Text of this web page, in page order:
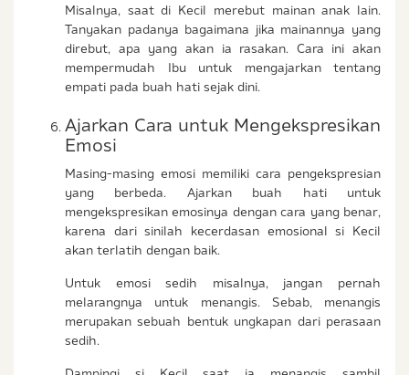
Misalnya, saat di Kecil merebut mainan anak lain.
Tanyakan padanya bagaimana jika mainannya yang
direbut, apa yang akan ia rasakan. Cara ini akan
mempermudah Ibu untuk mengajarkan tentang
empati pada buah hati sejak dini.
Ajarkan Cara untuk Mengekspresikan
Emosi
Masing-masing emosi memiliki cara pengekspresian
yang berbeda. Ajarkan buah hati untuk
mengekspresikan emosinya dengan cara yang benar,
karena dari sinilah kecerdasan emosional si Kecil
akan terlatih dengan baik.
Untuk emosi sedih misalnya, jangan pernah
melarangnya untuk menangis. Sebab, menangis
merupakan sebuah bentuk ungkapan dari perasaan
sedih.